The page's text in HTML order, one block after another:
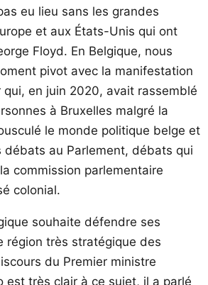
eu lieu sans les grandes
et aux États-Unis qui ont
Floyd. En Belgique, nous
pivot avec la manifestation
qui, en juin 2020, avait rassemblé
à Bruxelles malgré la
le monde politique belge et
débats au Parlement, débats qui
commission parlementaire
colonial.
souhaite défendre ses
région très stratégique des
du Premier ministre
est très clair à ce sujet, il a parlé